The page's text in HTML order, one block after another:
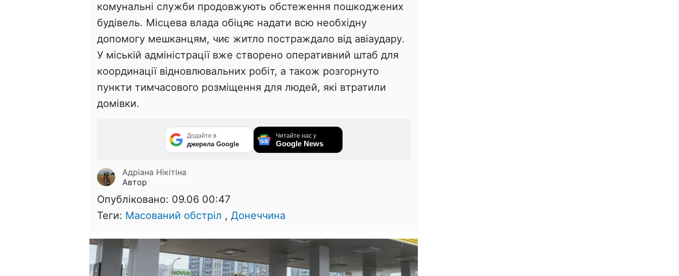
комунальні служби продовжують обстеження пошкоджених
будівель. Місцева влада обіцяє надати всю необхідну
допомогу мешканцям, чиє житло постраждало від авіаудару.
У міській адміністрації вже створено оперативний штаб для
координації відновлювальних робіт, а також розгорнуто
пункти тимчасового розміщення для людей, які втратили
домівки.
Додайте в
джерела Google
Читайте нас у
Google News
Адріана Нікітіна
Автор
Опубліковано: 09.06 00:47
Теги: Масований обстріл , Донеччина